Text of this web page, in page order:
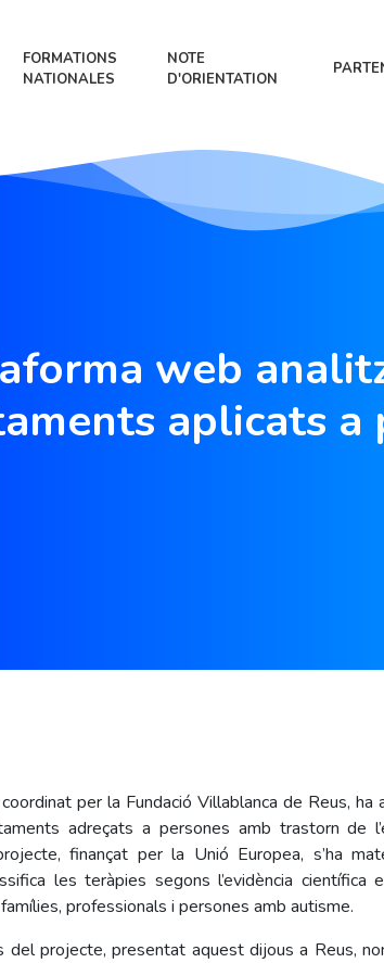
FORMATIONS
NATIONALES
NOTE
D'ORIENTATION
web
aplicats a
coordinat per la Fundació Villablanca de Reus, ha
adreçats a persones amb trastorn de
finançat per la Unió Europea, s’ha
les teràpies segons l’evidència científica
professionals i persones amb autisme.
del projecte, presentat aquest dijous a Reus,